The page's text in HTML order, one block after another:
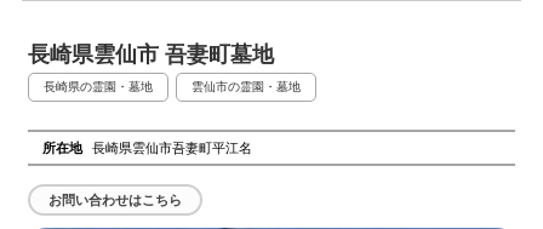
長崎県雲仙市 吾妻町墓地
長崎県の霊園・墓地 雲仙市の霊園・墓地
所在地 長崎県雲仙市吾妻町平江名
お問い合わせはこちら